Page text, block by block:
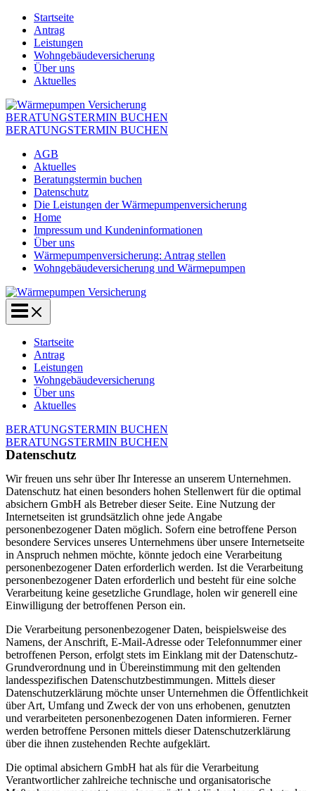
Zum
Inhalt
springen
Startseite
Antrag
Leistungen
Wohngebäudeversicherung
Über uns
Aktuelles
BERATUNGSTERMIN BUCHEN
BERATUNGSTERMIN BUCHEN
AGB
Aktuelles
Beratungstermin buchen
Datenschutz
Die Leistungen der Wärmepumpenversicherung
Home
Impressum und Kundeninformationen
Über uns
Wärmepumpenversicherung: Antrag stellen
Wohngebäudeversicherung und Wärmepumpen
Main
Menu
Startseite
Antrag
Leistungen
Wohngebäudeversicherung
Über uns
Aktuelles
BERATUNGSTERMIN BUCHEN
BERATUNGSTERMIN BUCHEN
Datenschutz
Wir freuen uns sehr über Ihr Interesse an unserem Unternehmen.
Datenschutz hat einen besonders hohen Stellenwert für die optimal
absichern GmbH als Betreber dieser Seite. Eine Nutzung der
Internetseiten ist grundsätzlich ohne jede Angabe
personenbezogener Daten möglich. Sofern eine betroffene Person
besondere Services unseres Unternehmens über unsere Internetseite
in Anspruch nehmen möchte, könnte jedoch eine Verarbeitung
personenbezogener Daten erforderlich werden. Ist die Verarbeitung
personenbezogener Daten erforderlich und besteht für eine solche
Verarbeitung keine gesetzliche Grundlage, holen wir generell eine
Einwilligung der betroffenen Person ein.
Die Verarbeitung personenbezogener Daten, beispielsweise des
Namens, der Anschrift, E-Mail-Adresse oder Telefonnummer einer
betroffenen Person, erfolgt stets im Einklang mit der Datenschutz-
Grundverordnung und in Übereinstimmung mit den geltenden
landesspezifischen Datenschutzbestimmungen. Mittels dieser
Datenschutzerklärung möchte unser Unternehmen die Öffentlichkeit
über Art, Umfang und Zweck der von uns erhobenen, genutzten
und verarbeiteten personenbezogenen Daten informieren. Ferner
werden betroffene Personen mittels dieser Datenschutzerklärung
über die ihnen zustehenden Rechte aufgeklärt.
Die optimal absichern GmbH hat als für die Verarbeitung
Verantwortlicher zahlreiche technische und organisatorische